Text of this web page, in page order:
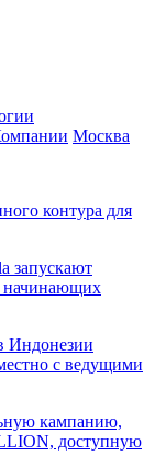
Москва
контура для
запускают
начинающих
Индонезии
с ведущими
кампанию,
доступную